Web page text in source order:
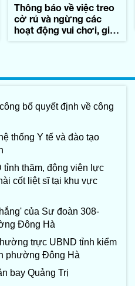
Thông báo về việc treo
cờ rủ và ngừng các
hoạt động vui chơi, giải
vi-hản, Chủ tịch Quốc
bố quyết định về công
thống Y tế và đào tạo
thăm, động viên lực
cốt liệt sĩ tại khu vực
của Sư đoàn 308-
Đông Hà
trực UBND tỉnh kiểm
phường Đông Hà
bay Quảng Trị